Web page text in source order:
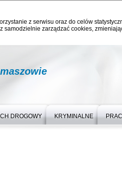
z serwisu oraz do celów
samodzielnie zarządzać cookies,
DROGOWY KRYMINALNE